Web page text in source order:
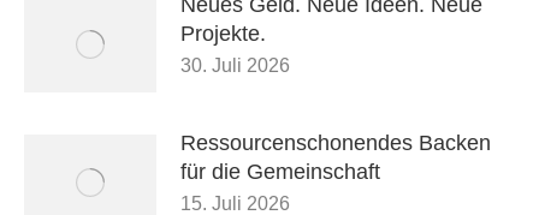
Neues Geld. Neue Ideen. Neue
Projekte.
30. Juli 2026
Ressourcenschonendes Backen
für die Gemeinschaft
15. Juli 2026